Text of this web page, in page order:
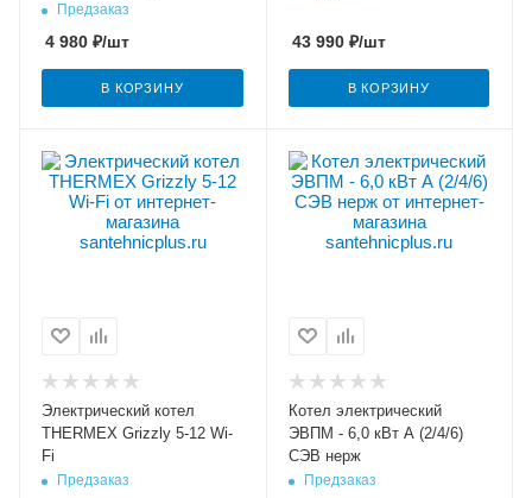
Предзаказ
4 980 ₽/шт
В КОРЗИНУ
43 990₽/шт
В КОРЗИНУ
Электрический котел
THERMEX Grizzly 5-12 Wi-
Fi
Предзаказ
Котел электрический
ЭВПМ - 6,0 кВт А (2/4/6)
СЭВ нерж
Предзаказ